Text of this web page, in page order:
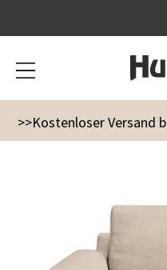
>>Kostenloser Versand
Möbel Sessel & Hocker